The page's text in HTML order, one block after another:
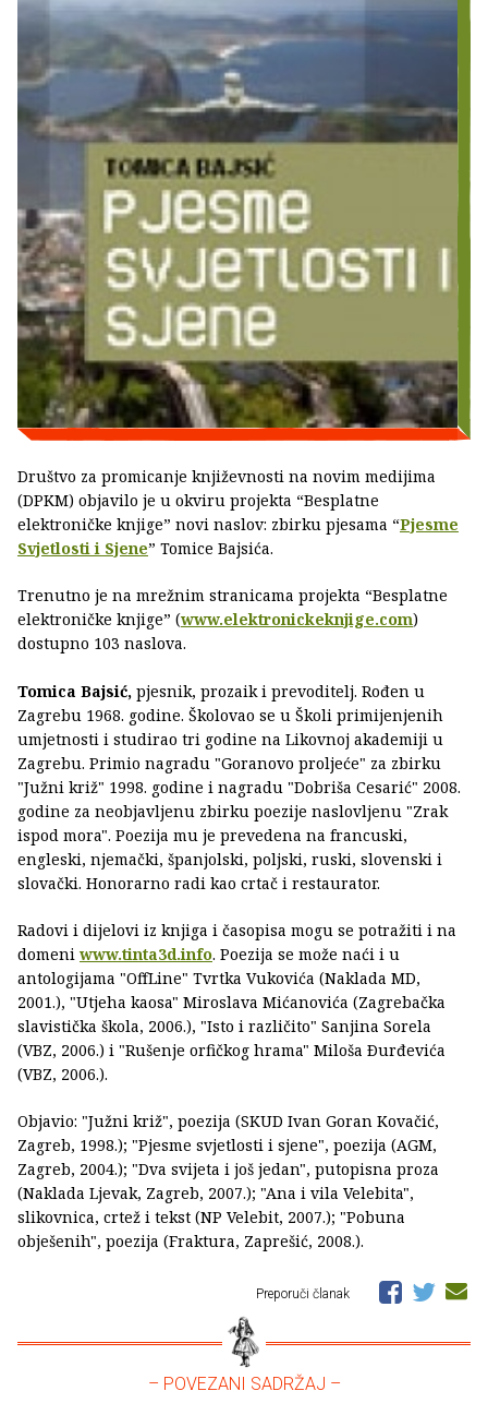
Društvo za promicanje književnosti na novim medijima
(DPKM) objavilo je u okviru projekta “Besplatne
elektroničke knjige” novi naslov: zbirku pjesama “Pjesme
Svjetlosti i Sjene” Tomice Bajsića.
Trenutno je na mrežnim stranicama projekta “Besplatne
elektroničke knjige” (www.elektronickeknjige.com)
dostupno 103 naslova.
Tomica Bajsić, pjesnik, prozaik i prevoditelj. Rođen u
Zagrebu 1968. godine. Školovao se u Školi primijenjenih
umjetnosti i studirao tri godine na Likovnoj akademiji u
Zagrebu. Primio nagradu "Goranovo proljeće" za zbirku
"Južni križ" 1998. godine i nagradu "Dobriša Cesarić" 2008.
godine za neobjavljenu zbirku poezije naslovljenu "Zrak
ispod mora". Poezija mu je prevedena na francuski,
engleski, njemački, španjolski, poljski, ruski, slovenski i
slovački. Honorarno radi kao crtač i restaurator.
Radovi i dijelovi iz knjiga i časopisa mogu se potražiti i na
domeni www.tinta3d.info. Poezija se može naći i u
antologijama "OffLine" Tvrtka Vukovića (Naklada MD,
2001.), "Utjeha kaosa" Miroslava Mićanovića (Zagrebačka
slavistička škola, 2006.), "Isto i različito" Sanjina Sorela
(VBZ, 2006.) i "Rušenje orfičkog hrama" Miloša Ðurđevića
(VBZ, 2006.).
Objavio: "Južni križ", poezija (SKUD Ivan Goran Kovačić,
Zagreb, 1998.); "Pjesme svjetlosti i sjene", poezija (AGM,
Zagreb, 2004.); "Dva svijeta i još jedan", putopisna proza
(Naklada Ljevak, Zagreb, 2007.); "Ana i vila Velebita",
slikovnica, crtež i tekst (NP Velebit, 2007.); "Pobuna
obješenih", poezija (Fraktura, Zaprešić, 2008.).
Preporuči članak
– POVEZANI SADRŽAJ –